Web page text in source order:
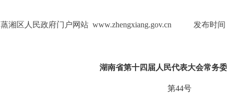
蒸湘区人民政府门户网站 www.zhengxiang.gov.cn 发布时间
湖南省第十四届人民代表大会常务
第44号